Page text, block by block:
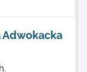
Adwokacka